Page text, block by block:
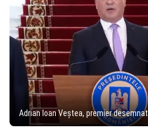
Adrian Ioan Veștea, premier desemnat